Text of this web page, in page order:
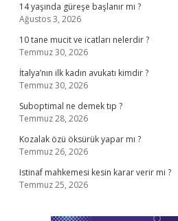
14 yaşında güreşe başlanır mı ?
Ağustos 3, 2026
10 tane mucit ve icatları nelerdir ?
Temmuz 30, 2026
İtalya’nın ilk kadın avukatı kimdir ?
Temmuz 30, 2026
Suboptimal ne demek tıp ?
Temmuz 28, 2026
Kozalak özü öksürük yapar mı ?
Temmuz 26, 2026
Istinaf mahkemesi kesin karar verir mi ?
Temmuz 25, 2026